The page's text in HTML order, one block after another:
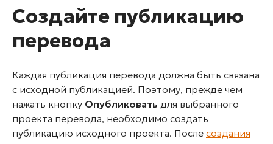
Создайте публикацию
перевода
Каждая публикация перевода должна быть связана
с исходной публикацией. Поэтому, прежде чем
нажать кнопку Опубликовать для выбранного
проекта перевода, необходимо создать
публикацию исходного проекта. После создания